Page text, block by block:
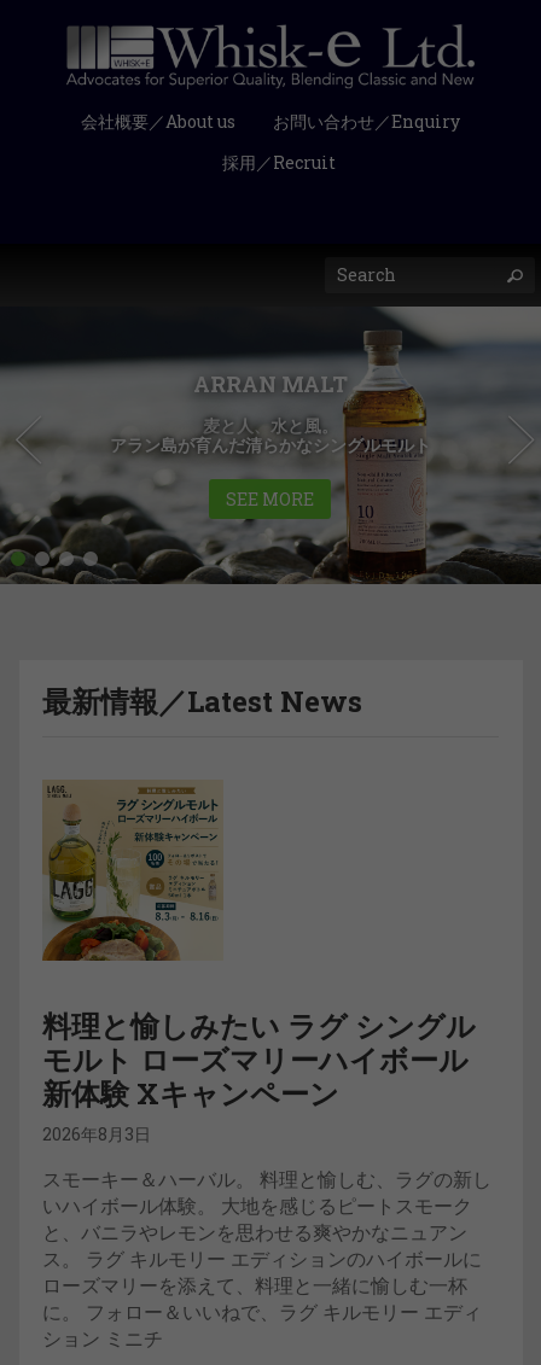
会社概要／About us
お問い合わせ／Enquiry
採用／Recruit
ARRAN MALT
麦と人、水と風。
アラン島が育んだ清らかなシングルモルト
SEE MORE
最新情報／Latest News
料理と愉しみたい ラグ シングル
モルト ローズマリーハイボール
新体験 Xキャンペーン
2026年8月3日
スモーキー＆ハーバル。 料理と愉しむ、ラグの新し
いハイボール体験。 大地を感じるピートスモーク
と、バニラやレモンを思わせる爽やかなニュアン
ス。 ラグ キルモリー エディションのハイボールに
ローズマリーを添えて、料理と一緒に愉しむ一杯
に。 フォロー＆いいねで、ラグ キルモリー エディ
ション ミニチ